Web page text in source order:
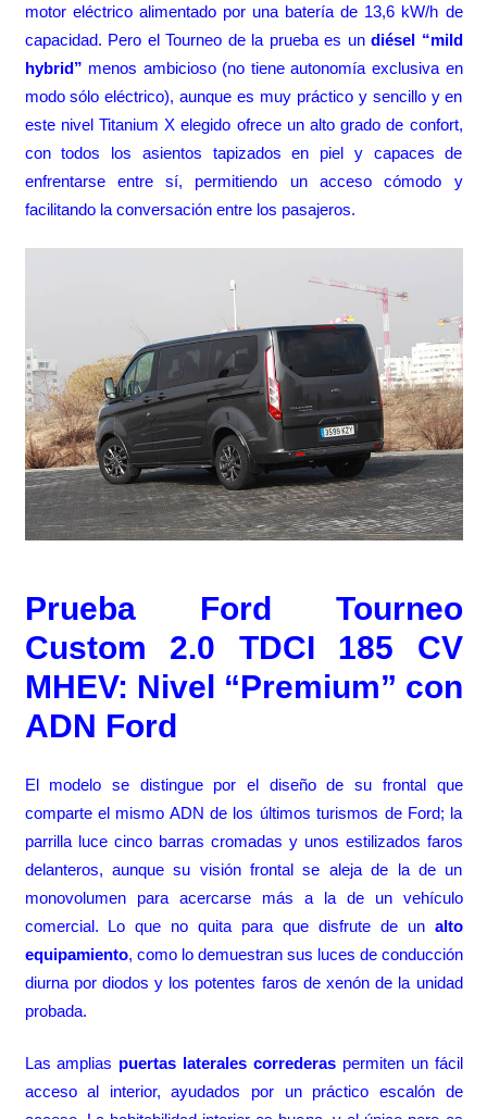
motor eléctrico alimentado por una batería de 13,6 kW/h de
capacidad. Pero el Tourneo de la prueba es un diésel “mild
hybrid” menos ambicioso (no tiene autonomía exclusiva en
modo sólo eléctrico), aunque es muy práctico y sencillo y en
este nivel Titanium X elegido ofrece un alto grado de confort,
con todos los asientos tapizados en piel y capaces de
enfrentarse entre sí, permitiendo un acceso cómodo y
facilitando la conversación entre los pasajeros.
Prueba Ford Tourneo
Custom 2.0 TDCI 185 CV
MHEV: Nivel “Premium” con
ADN Ford
El modelo se distingue por el diseño de su frontal que
comparte el mismo ADN de los últimos turismos de Ford; la
parrilla luce cinco barras cromadas y unos estilizados faros
delanteros, aunque su visión frontal se aleja de la de un
monovolumen para acercarse más a la de un vehículo
comercial. Lo que no quita para que disfrute de un alto
equipamiento, como lo demuestran sus luces de conducción
diurna por diodos y los potentes faros de xenón de la unidad
probada.
Las amplias puertas laterales correderaspermiten un fácil
acceso al interior, ayudados por un práctico escalón de